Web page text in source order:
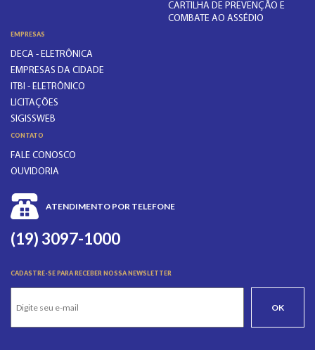
CARTILHA DE PREVENÇÃO E
COMBATE AO ASSÉDIO
EMPRESAS
DECA - ELETRÔNICA
EMPRESAS DA CIDADE
ITBI - ELETRÔNICO
LICITAÇÕES
SIGISSWEB
CONTATO
FALE CONOSCO
OUVIDORIA
ATENDIMENTO POR TELEFONE
(19) 3097-1000
CADASTRE-SE PARA RECEBER NOSSA NEWSLETTER
OK